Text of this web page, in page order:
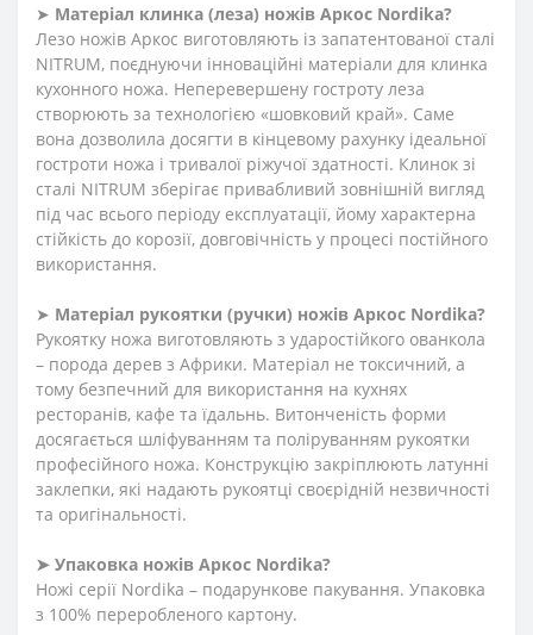
➤ Матеріал клинка (леза) ножів Аркос Nordika?
Лезо ножів Аркос виготовляють із запатентованої сталі
NITRUM, поєднуючи інноваційні матеріали для клинка
кухонного ножа. Неперевершену гостроту леза
створюють за технологією «шовковий край». Саме
вона дозволила досягти в кінцевому рахунку ідеальної
гостроти ножа і тривалої ріжучої здатності. Клинок зі
сталі NITRUM зберігає привабливий зовнішній вигляд
під час всього періоду експлуатації, йому характерна
стійкість до корозії, довговічність у процесі постійного
використання.
➤ Матеріал рукоятки (ручки) ножів Аркос Nordika?
Рукоятку ножа виготовляють з ударостійкого ованкола
– порода дерев з Африки. Матеріал не токсичний, а
тому безпечний для використання на кухнях
ресторанів, кафе та їдальнь. Витонченість форми
досягається шліфуванням та поліруванням рукоятки
професійного ножа. Конструкцію закріплюють латунні
заклепки, які надають рукоятці своєрідній незвичності
та оригінальності.
➤ Упаковка ножів Аркос Nordika?
Ножі серії Nordika – подарункове пакування. Упаковка
з 100% переробленого картону.